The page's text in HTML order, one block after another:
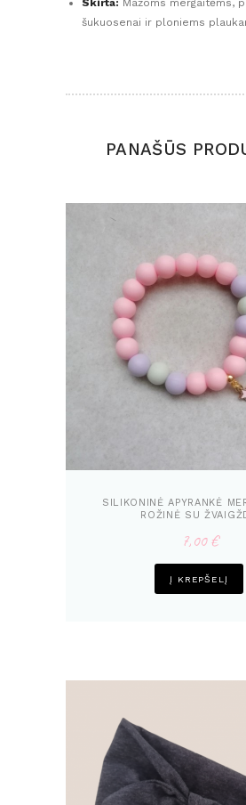
Skirta: Mažoms mergaitėms,
šukuosenai ir ploniems
PANAŠŪS
SILIKONINĖ APYRANKĖ
ROŽINĖ SU
7,00€
Į KREPŠELĮ